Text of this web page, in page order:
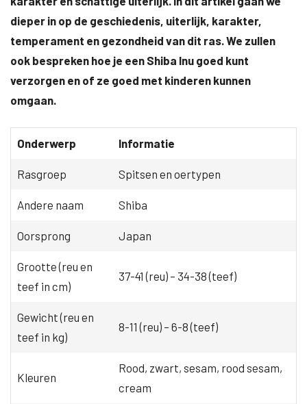
dieper in op de geschiedenis, uiterlijk, karakter,
temperament en gezondheid van dit ras. We zullen
ook bespreken hoe je een Shiba Inu goed kunt
verzorgen en of ze goed met kinderen kunnen
omgaan.
Onderwerp Informatie
Rasgroep Spitsen en oertypen
Andere naam Shiba
Oorsprong Japan
Grootte (reu en
teef in cm)
37-41 (reu) – 34-38 (teef)
Gewicht (reu en
teef in kg)
8-11 (reu) – 6-8 (teef)
Kleuren
Rood, zwart, sesam, rood sesam,
cream